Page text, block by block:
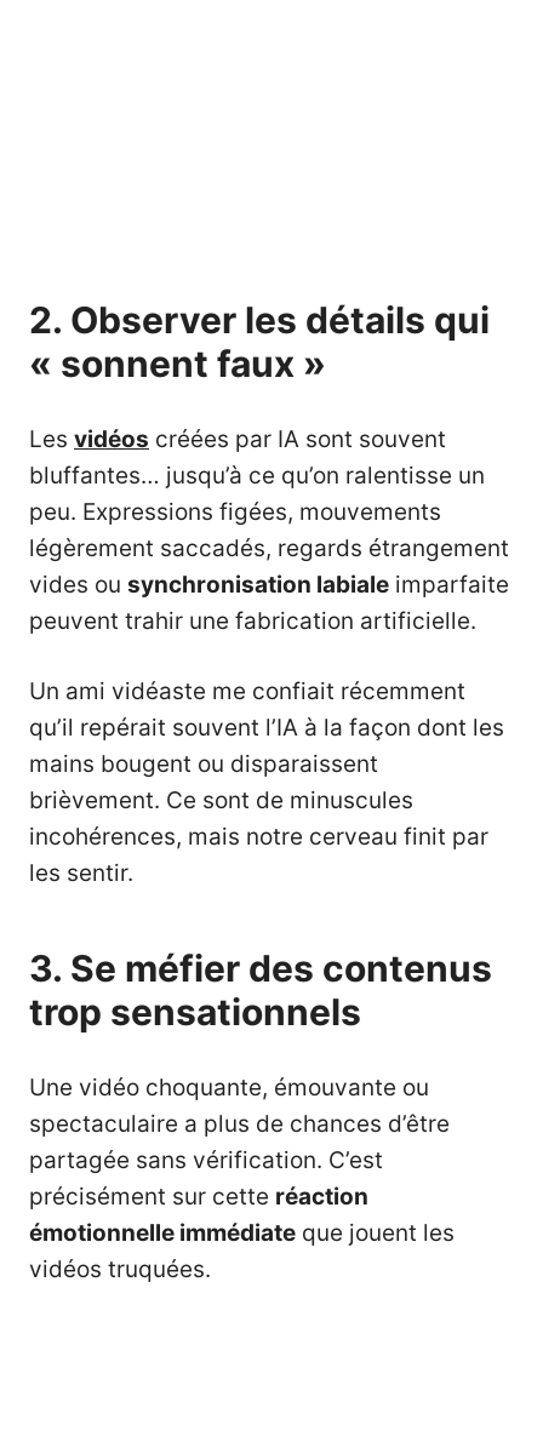
2. Observer les détails qui
« sonnent faux »
Les vidéos créées par IA sont souvent
bluffantes… jusqu’à ce qu’on ralentisse un
peu. Expressions figées, mouvements
légèrement saccadés, regards étrangement
vides ou synchronisation labiale imparfaite
peuvent trahir une fabrication artificielle.
Un ami vidéaste me confiait récemment
qu’il repérait souvent l’IA à la façon dont les
mains bougent ou disparaissent
brièvement. Ce sont de minuscules
incohérences, mais notre cerveau finit par
les sentir.
3. Se méfier des contenus
trop sensationnels
Une vidéo choquante, émouvante ou
spectaculaire a plus de chances d’être
partagée sans vérification. C’est
précisément sur cette réaction
émotionnelle immédiate que jouent les
vidéos truquées.